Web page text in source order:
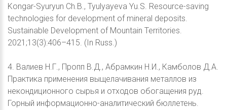
Kongar-Syuryun Ch.B., Tyulyayeva Yu.S. Resource-saving
technologies for development of mineral deposits.
Sustainable Development of Mountain Territories.
2021;13(3):406–415. (In Russ.)
4. Валиев Н.Г., Пропп В.Д., Абрамкин Н.И., Камболов Д.А.
Практика применения выщелачивания металлов из
некондиционного сырья и отходов обогащения руд.
Горный информационно-аналитический бюллетень.